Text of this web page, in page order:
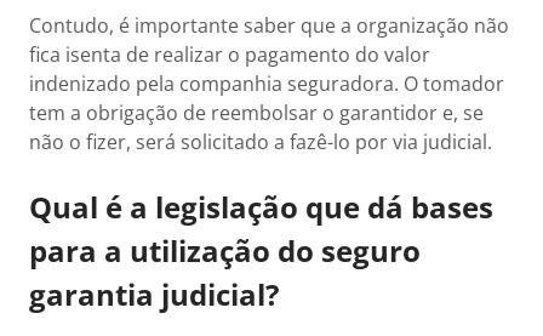
Contudo, é importante saber que a organização não
fica isenta de realizar o pagamento do valor
indenizado pela companhia seguradora. O tomador
tem a obrigação de reembolsar o garantidor e, se
não o fizer, será solicitado a fazê-lo por via judicial.
Qual é a legislação que dá bases
para a utilização do seguro
garantia judicial?